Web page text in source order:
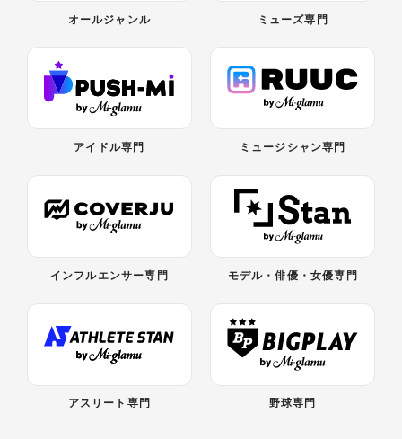
オールジャンル ミューズ専門
アイドル専門 ミュージシャン専門
インフルエンサー専門 モデル・俳優・女優専門
アスリート専門 野球専門